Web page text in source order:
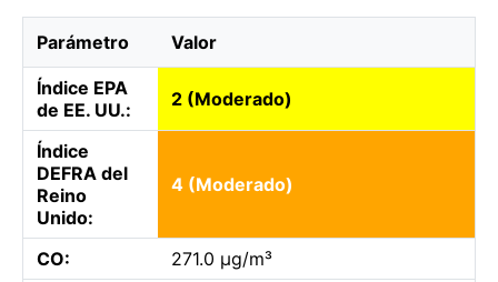
Parámetro Valor
Índice EPA
de EE. UU.:
2 (Moderado)
Índice
DEFRA del
Reino
Unido:
4 (Moderado)
CO:
271.0 µg/m³